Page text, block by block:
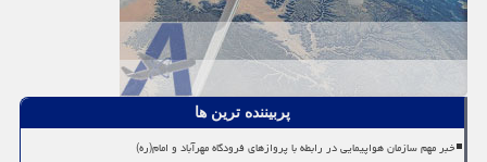
پربیننده ترین ها
خبر مهم سازمان هواپیمایی در رابطه با پروازهای فرودگاه مهرآباد و امام(ره)